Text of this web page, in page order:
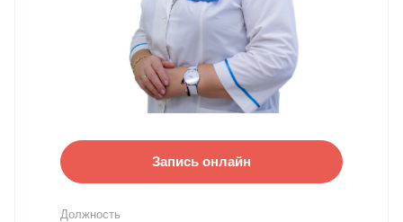
Запись онлайн
Должность